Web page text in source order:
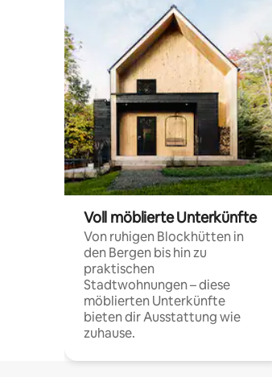
Voll möblierte Unterkünfte
Von ruhigen Blockhütten in
den Bergen bis hin zu
praktischen
Stadtwohnungen – diese
möblierten Unterkünfte
bieten dir Ausstattung wie
zuhause.